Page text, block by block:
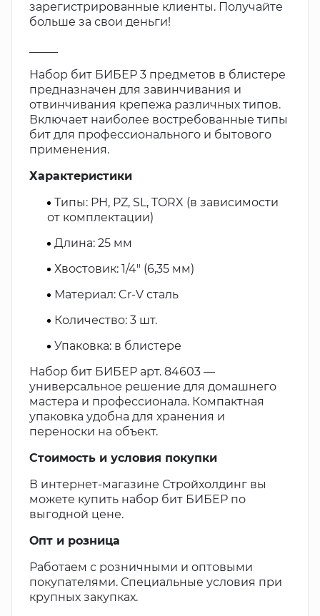
зарегистрированные клиенты. Получайте
больше за свои деньги!
Набор бит БИБЕР 3 предметов в блистере
предназначен для завинчивания и
отвинчивания крепежа различных типов.
Включает наиболее востребованные типы
бит для профессионального и бытового
применения.
Характеристики
Типы: PH, PZ, SL, TORX (в зависимости
от комплектации)
Длина: 25 мм
Хвостовик: 1/4" (6,35 мм)
Материал: Cr-V сталь
Количество: 3 шт.
Упаковка: в блистере
Набор бит БИБЕР арт. 84603 —
универсальное решение для домашнего
мастера и профессионала. Компактная
упаковка удобна для хранения и
переноски на объект.
Стоимость и условия покупки
В интернет-магазине Стройхолдинг вы
можете купить набор бит БИБЕР по
выгодной цене.
Опт и розница
Работаем с розничными и оптовыми
покупателями. Специальные условия при
крупных закупках.